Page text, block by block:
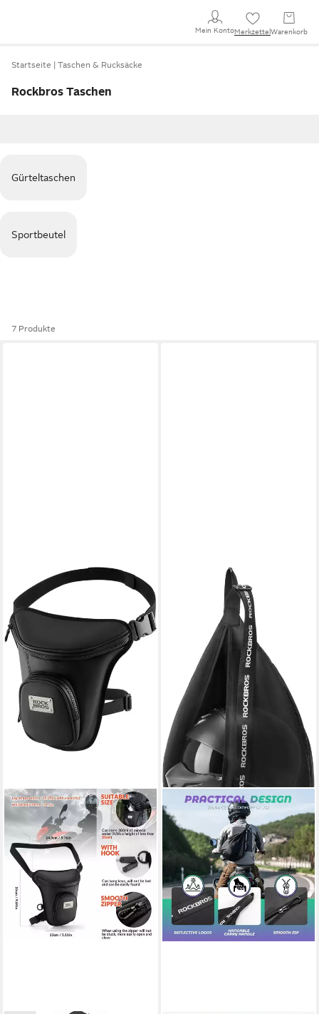
Mein KontoMerkzettel Warenkorb
Startseite Taschen & Rucksäcke
Rockbros Taschen
Gürteltaschen
Sportbeutel
7 Produkte